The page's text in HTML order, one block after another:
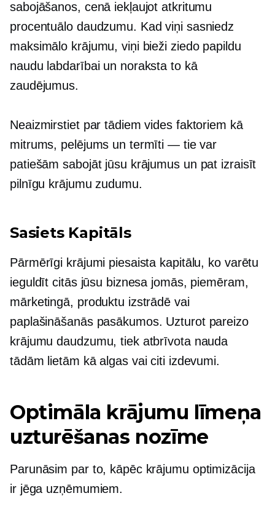
sabojāšanos, cenā iekļaujot atkritumu
procentuālo daudzumu. Kad viņi sasniedz
maksimālo krājumu, viņi bieži ziedo papildu
naudu labdarībai un noraksta to kā
zaudējumus.
Neaizmirstiet par tādiem vides faktoriem kā
mitrums, pelējums un termīti — tie var
patiešām sabojāt jūsu krājumus un pat izraisīt
pilnīgu krājumu zudumu.
SasietsKapitāls
Pārmērīgi krājumi piesaista kapitālu, ko varētu
ieguldīt citās jūsu biznesa jomās, piemēram,
mārketingā, produktu izstrādē vai
paplašināšanās pasākumos. Uzturot pareizo
krājumu daudzumu, tiek atbrīvota nauda
tādām lietām kā algas vai citi izdevumi.
Optimāla krājumu līmeņa
uzturēšanas nozīme
Parunāsim par to, kāpēc krājumu optimizācija
ir jēga uzņēmumiem.